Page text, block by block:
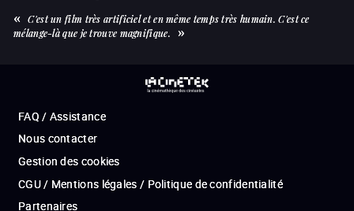
C'est un film très artificiel et en même temps très humain. C'est ce
mélange-là que je trouve magnifique.
FAQ / Assistance
Nous contacter
Gestion des cookies
CGU / Mentions légales / Politique de confidentialité
Partenaires